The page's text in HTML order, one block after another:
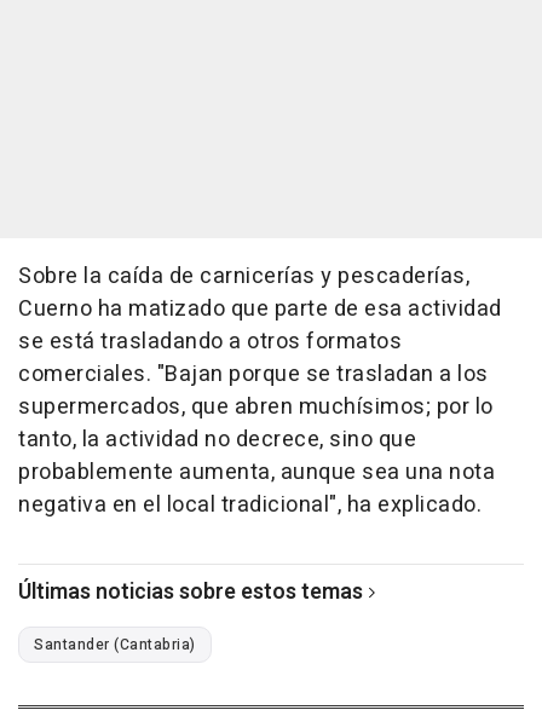
Sobre la caída de carnicerías y pescaderías,
Cuerno ha matizado que parte de esa actividad
se está trasladando a otros formatos
comerciales. "Bajan porque se trasladan a los
supermercados, que abren muchísimos; por lo
tanto, la actividad no decrece, sino que
probablemente aumenta, aunque sea una nota
negativa en el local tradicional", ha explicado.
Últimas noticias sobre estos temas
Santander (Cantabria)